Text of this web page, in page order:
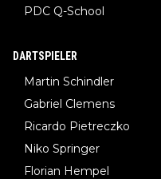
PDC Q-School
DARTSPIELER
Martin Schindler
Gabriel Clemens
Ricardo Pietreczko
Niko Springer
Florian Hempel